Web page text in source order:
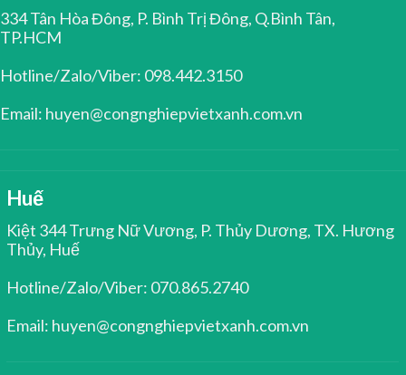
334 Tân Hòa Đông, P. Bình Trị Đông, Q.Bình Tân,
TP.HCM
Hotline/Zalo/Viber: 098.442.3150
Email: huyen@congnghiepvietxanh.com.vn
Huế
Kiệt 344 Trưng Nữ Vương, P. Thủy Dương, TX. Hương
Thủy, Huế
Hotline/Zalo/Viber: 070.865.2740
Email: huyen@congnghiepvietxanh.com.vn